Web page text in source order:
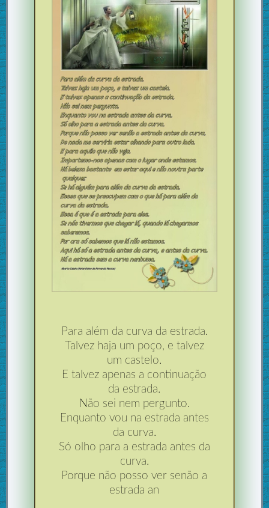
Para além da curva da estrada.
Talvez haja um poço, e talvez
um castelo.
E talvez apenas a continuação
da estrada.
Não sei nem pergunto.
Enquanto vou na estrada antes
da curva.
Só olho para a estrada antes da
curva.
Porque não posso ver senão a
estrada an